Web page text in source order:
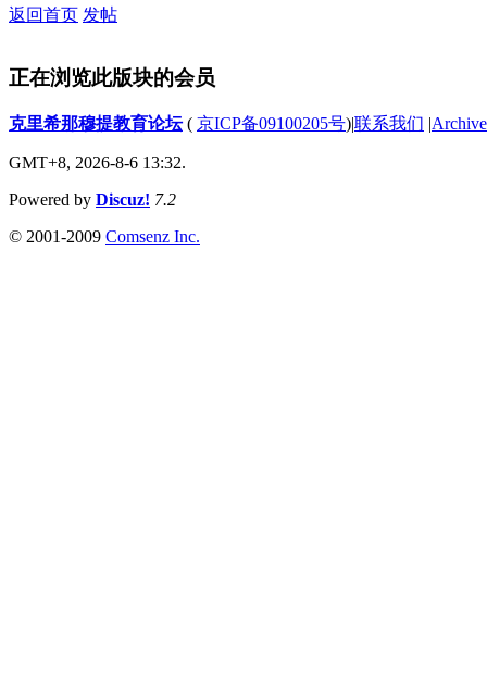
返回首页 发帖
正在浏览此版块的会员
克里希那穆提教育论坛( 京ICP备09100205号)|联系我们 |
GMT+8, 2026-8-6 13:32.
Powered by Discuz! 7.2
© 2001-2009 Comsenz Inc.